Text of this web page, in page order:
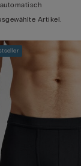
Artikel.